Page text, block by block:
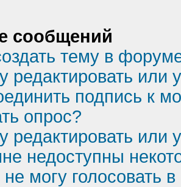
сообщений
тему в
редактировать или
подпись к
опрос?
редактировать или
недоступны
могу голосовать